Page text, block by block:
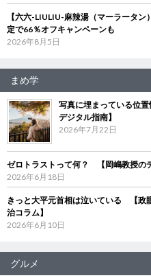
【六六-LIULIU-麻辣湯（マーラータ
定で66％オフキャンペーンも
2026年8月5日
まめ学
写真に埋まっている位
デジタル指南】
2026年7月22日
ゼロトラストって何？ 【岡嶋教授の
2026年6月18日
きっと大平元首相は泣いている 【政
治コラム】
2026年6月10日
グルメ